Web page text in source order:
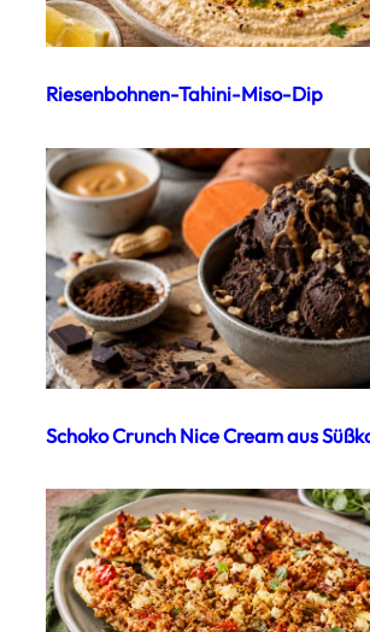
Riesenbohnen-Tahini-Miso-Dip
Schoko Crunch Nice Cream aus